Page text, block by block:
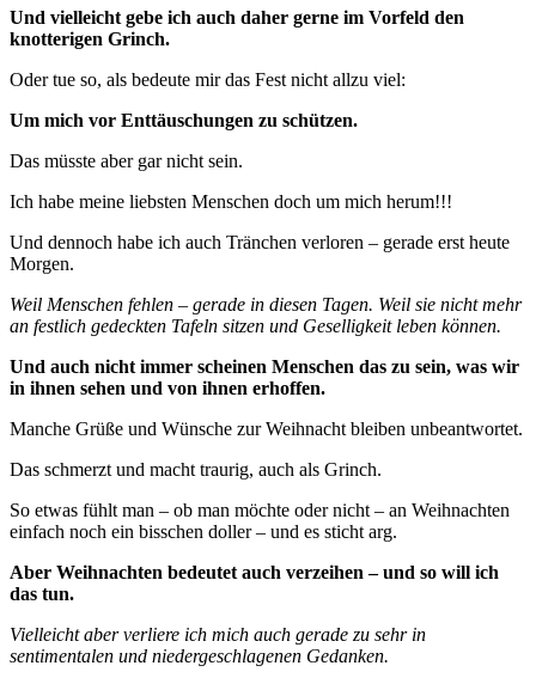
Und vielleicht gebe ich auch daher gerne im Vorfeld den
knotterigen Grinch.
Oder tue so, als bedeute mir das Fest nicht allzu viel:
Um mich vor Enttäuschungen zu schützen.
Das müsste aber gar nicht sein.
Ich habe meine liebsten Menschen doch um mich herum!!!
Und dennoch habe ich auch Tränchen verloren – gerade erst heute
Morgen.
Weil Menschen fehlen – gerade in diesen Tagen. Weil sie nicht mehr
an festlich gedeckten Tafeln sitzen und Geselligkeit leben können.
Und auch nicht immer scheinen Menschen das zu sein, was wir
in ihnen sehen und von ihnen erhoffen.
Manche Grüße und Wünsche zur Weihnacht bleiben unbeantwortet.
Das schmerzt und macht traurig, auch als Grinch.
So etwas fühlt man – ob man möchte oder nicht – an Weihnachten
einfach noch ein bisschen doller – und es sticht arg.
Aber Weihnachten bedeutet auch verzeihen – und so will ich
das tun.
Vielleicht aber verliere ich mich auch gerade zu sehr in
sentimentalen und niedergeschlagenen Gedanken.